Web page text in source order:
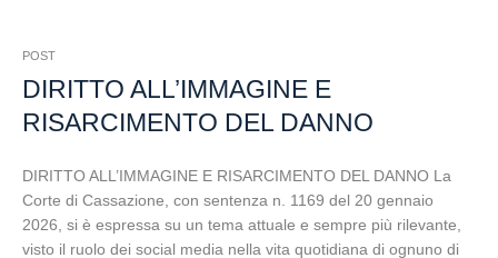
POST
DIRITTO ALL’IMMAGINE E
RISARCIMENTO DEL DANNO
DIRITTO ALL’IMMAGINE E RISARCIMENTO DEL DANNO La
Corte di Cassazione, con sentenza n. 1169 del 20 gennaio
2026, si è espressa su un tema attuale e sempre più rilevante,
visto il ruolo dei social media nella vita quotidiana di ognuno di